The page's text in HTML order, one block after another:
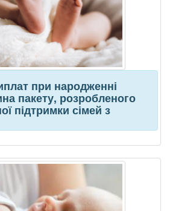
при народженні
пакету, розробленого
підтримки сімей з